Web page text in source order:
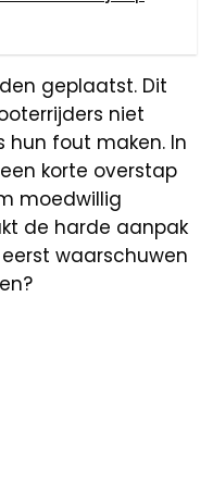
geplaatst. Dit
niet
hun fout maken. In
korte overstap
moedwillig
de harde aanpak
waarschuwen